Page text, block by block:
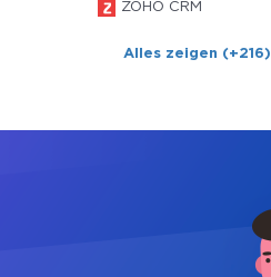
ZOHO CRM
Alles zeigen (+216)